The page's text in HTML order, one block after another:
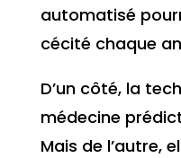
automatisé
cécité chaque
D’un côté, la
médecine
Mais de l’autre,